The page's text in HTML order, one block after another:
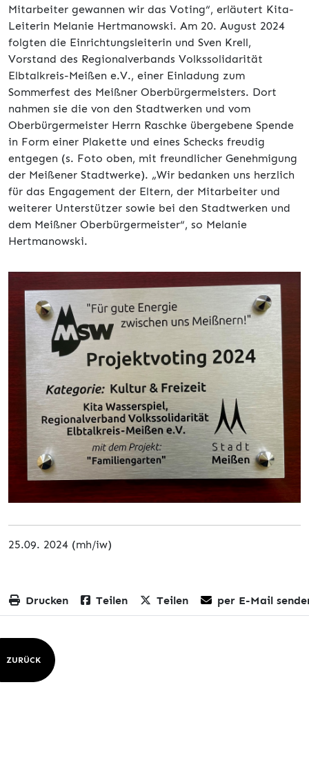
Mitarbeiter gewannen wir das Voting“, erläutert Kita-
Leiterin Melanie Hertmanowski. Am 20. August 2024
folgten die Einrichtungsleiterin und Sven Krell,
Vorstand des Regionalverbands Volkssolidarität
Elbtalkreis-Meißen e.V., einer Einladung zum
Sommerfest des Meißner Oberbürgermeisters. Dort
nahmen sie die von den Stadtwerken und vom
Oberbürgermeister Herrn Raschke übergebene Spende
in Form einer Plakette und eines Schecks freudig
entgegen (s. Foto oben, mit freundlicher Genehmigung
der Meißener Stadtwerke). „Wir bedanken uns herzlich
für das Engagement der Eltern, der Mitarbeiter und
weiterer Unterstützer sowie bei den Stadtwerken und
dem Meißner Oberbürgermeister“, so Melanie
Hertmanowski.
25.09. 2024 (mh/iw)
Drucken Teilen Teilen per E-Mail
ZURÜCK